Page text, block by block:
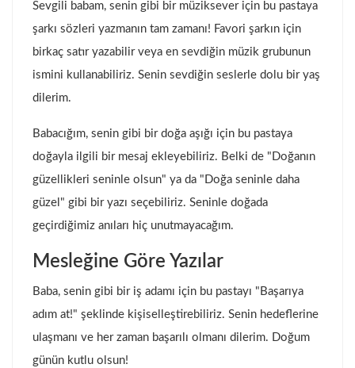
Sevgili babam, senin gibi bir müziksever için bu pastaya
şarkı sözleri yazmanın tam zamanı! Favori şarkın için
birkaç satır yazabilir veya en sevdiğin müzik grubunun
ismini kullanabiliriz. Senin sevdiğin seslerle dolu bir yaş
dilerim.
Babacığım, senin gibi bir doğa aşığı için bu pastaya
doğayla ilgili bir mesaj ekleyebiliriz. Belki de "Doğanın
güzellikleri seninle olsun" ya da "Doğa seninle daha
güzel" gibi bir yazı seçebiliriz. Seninle doğada
geçirdiğimiz anıları hiç unutmayacağım.
Mesleğine Göre Yazılar
Baba, senin gibi bir iş adamı için bu pastayı "Başarıya
adım at!" şeklinde kişiselleştirebiliriz. Senin hedeflerine
ulaşmanı ve her zaman başarılı olmanı dilerim. Doğum
günün kutlu olsun!